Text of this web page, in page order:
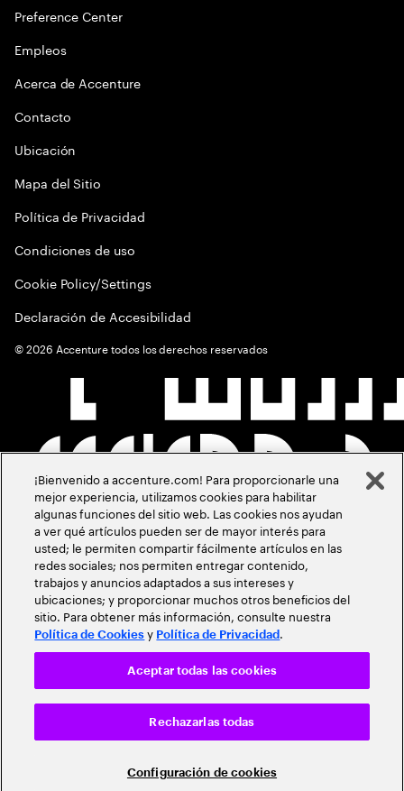
Preference Center
Empleos
Acerca de Accenture
Contacto
Ubicación
Mapa del Sitio
Política de Privacidad
Condiciones de uso
Cookie Policy/Settings
Declaración de Accesibilidad
©2026 Accenture todos los derechos reservados
¡Bienvenido a accenture.com! Para proporcionarle una
mejor experiencia, utilizamos cookies para habilitar
algunas funciones del sitio web. Las cookies nos ayudan
a ver qué artículos pueden ser de mayor interés para
usted; le permiten compartir fácilmente artículos en las
redes sociales; nos permiten entregar contenido,
trabajos y anuncios adaptados a sus intereses y
ubicaciones; y proporcionar muchos otros beneficios del
sitio. Para obtener más información, consulte nuestra
Política de Cookies y Política de Privacidad .
Configuración de cookies
Rechazarlas todas
Aceptar todas las cookies